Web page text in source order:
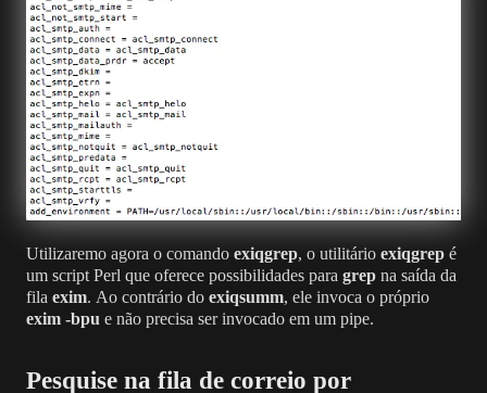
Utilizaremo agora o comando exiqgrep, o utilitário exiqgrep é
um script Perl que oferece possibilidades para grep na saída da
fila exim. Ao contrário do exiqsumm, ele invoca o próprio
exim -bpu e não precisa ser invocado em um pipe.
Pesquise na fila de correio por